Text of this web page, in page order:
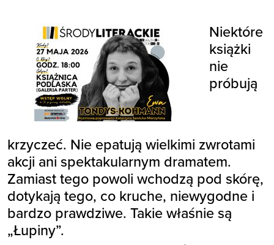
Niektóre
książki
nie
próbują
krzyczeć. Nie epatują wielkimi zwrotami
akcji ani spektakularnym dramatem.
Zamiast tego powoli wchodzą pod skórę,
dotykają tego, co kruche, niewygodne i
bardzo prawdziwe. Takie właśnie są
„Łupiny”.